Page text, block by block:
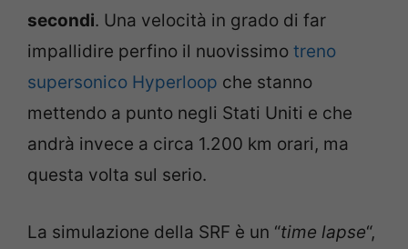
secondi. Una velocità in grado di far
impallidire perfino il nuovissimo treno
supersonico Hyperloop che stanno
mettendo a punto negli Stati Uniti e che
andrà invece a circa 1.200 km orari, ma
questa volta sul serio.
La simulazione della SRF è un “time lapse“,